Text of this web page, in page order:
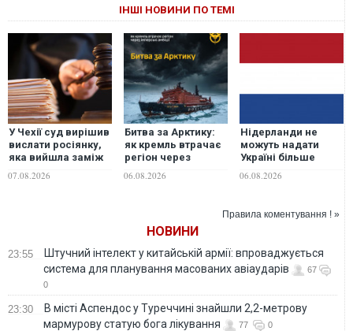
ІНШІ НОВИНИ ПО ТЕМІ
У Чехії суд вирішив
вислати росіянку,
яка вийшла заміж
телефону
07.08.2026
Битва за Арктику:
як кремль втрачає
регіон через
ГУР
06.08.2026
Нідерланди не
можуть надати
Україні більше
але відкриті до
допомоги, -
06.08.2026
Правила коментування ! »
НОВИНИ
23:55
Штучний інтелект у китайській армії: впроваджується
система для планування масованих авіаударів
67
0
23:30
В місті Аспендос у Туреччині знайшли 2,2-метрову
мармурову статую бога лікування
77 0